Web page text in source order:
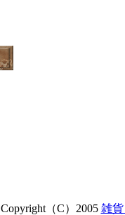
Copyright（C）2005 雑